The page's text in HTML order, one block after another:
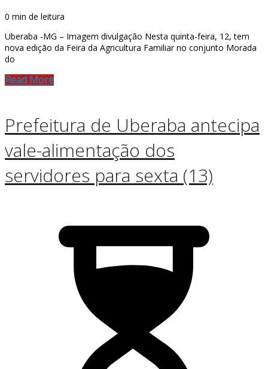
0 min de leitura
Uberaba -MG – Imagem divulgação Nesta quinta-feira, 12, tem
nova edição da Feira da Agricultura Familiar no conjunto Morada
do
Read More
Prefeitura de Uberaba antecipa
vale-alimentação dos
servidores para sexta (13)